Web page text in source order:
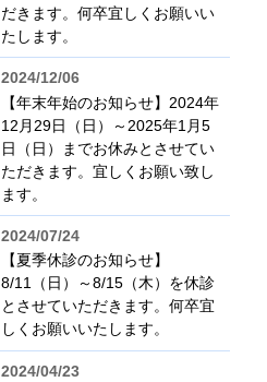
だきます。何卒宜しくお願いい
たします。
2024/12/06
【年末年始のお知らせ】2024年
12月29日（日）～2025年1月5
日（日）までお休みとさせてい
ただきます。宜しくお願い致し
ます。
2024/07/24
【夏季休診のお知らせ】
8/11（日）～8/15（木）を休診
とさせていただきます。何卒宜
しくお願いいたします。
2024/04/23